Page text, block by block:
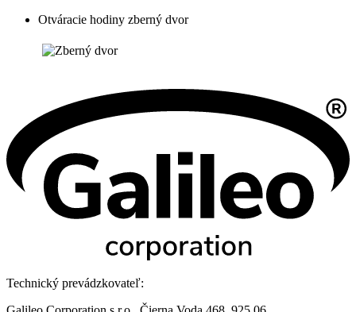
Otváracie hodiny zberný dvor
Technický prevádzkovateľ: